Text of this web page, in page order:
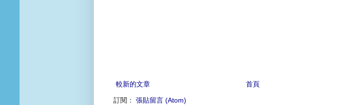
較新的文章 首頁
訂閱： 張貼留言 (Atom)